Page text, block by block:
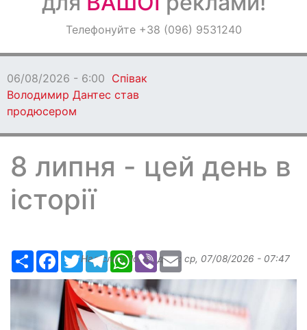
ОголошенняТелефонуйте +38 (096) 9531240
06/08/2026 - 6:00 Співак
Володимир Дантес став
продюсером
8 липня - цей день в
історії
РесурсFacebook
TwitterTelegramWhatsApp
Viber Email
Надіслав:ilona, дата: ср, 07/08/2026 - 07:47